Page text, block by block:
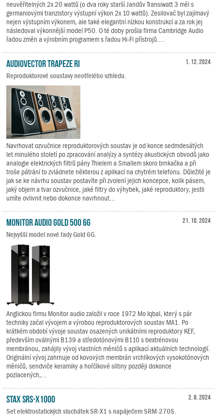
neuvěřitelných 2x 20 wattů (o dva roky starší Jandův Transiwatt 3 měl s
germaniovými tranzistory výstupní výkon 2x 10 wattů). Zesilovač byl zajímavý
nejen výstupním výkonem, ale také elegantní nízkou konstrukcí a za rok jej
následoval výkonnější model P50. O té doby prošla firma Cambridge Audio
řadou změn a výrobním programem s řadou Hi-Fi přístrojů....
1. 12. 2024
Audiovector Trapeze Ri
Reproduktorové soustavy neotřelého vzhledu.
Navrhovat ozvučnice reproduktorových soustav je od konce sedmdesátých
let minulého století po zpracování analýzy a syntézy akustických obvodů jako
analogie elektrických filtrů pány Thielem a Smallem skoro brnkačka a při
troše pátrání to zvládnete některou z aplikací na chytrém telefonu. Důležité je
jak se ke návrhu soustav postavíte při zvolení jejich koncepce, kolik pásem,
jaký objem a tvar ozvučnice, jaké filtry do výhybek, jaké reproduktory, jestli
umíte ovlivnit nebo dokonce navrhnout...
21. 10. 2024
Monitor Audio Gold 500 6G
Nejvyšší model nové řady Gold 6G.
Anglickou firmu Monitor audio založil v roce 1972 Mo Iqbal, který s pár
techniky začal vývojem a výrobou reproduktorových soustav MA1. Po
krátkém období vývoje soustav osazených unikátními reproduktory KEF,
především oválnými B139 a středotónovými B110 s bextrénovou
membránou, zahájily vývoj vlastních měničů s aplikací aktuálních technologií.
Originální vývoj zahrnuje od kovových membrán vrchlíkových vysokotónových
měničů, sendviče keramiky a hořčíkové slitiny později dokonce
pozlacených,...
2. 8. 2024
STAX SRS-X1000
Set elektrostatických sluchátek SR-X1 s napáječem SRM-270S.